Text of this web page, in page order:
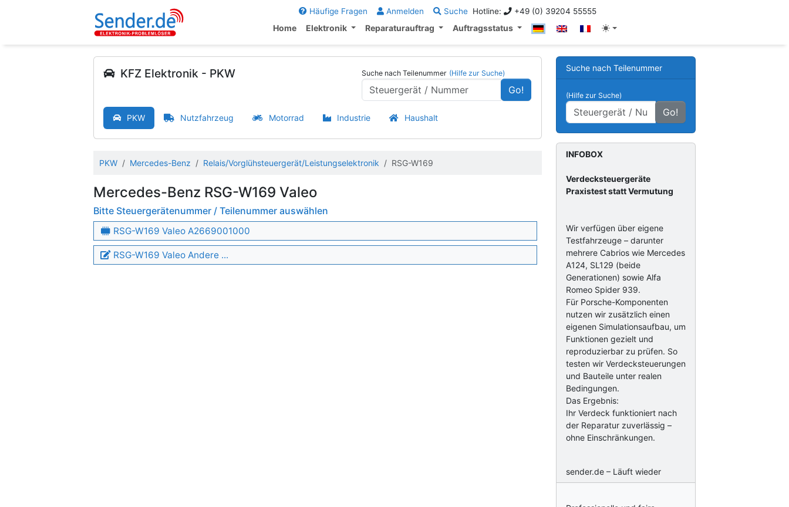
Häufige Fragen Anmelden Suche Hotline: +49 (0) 39204 55555
Home Elektronik Reparaturauftrag Auftragsstatus
KFZ Elektronik - PKW Suche nach Teilenummer (Hilfe zur Suche)
Go!
PKW Nutzfahrzeug Motorrad Industrie Haushalt
PKW Mercedes-Benz Relais/Vorglühsteuergerät/Leistungselektronik RSG-W169
Mercedes-Benz RSG-W169 Valeo
Bitte Steuergerätenummer / Teilenummer auswählen
RSG-W169 Valeo A2669001000
RSG-W169 Valeo Andere ...
Suche nach Teilenummer
(Hilfe zur Suche)
Go!
INFOBOX
Verdecksteuergeräte
Praxistest statt Vermutung
Wir verfügen über eigene
Testfahrzeuge – darunter
mehrere Cabrios wie Mercedes
A124, SL129 (beide
Generationen) sowie Alfa
Romeo Spider 939.
Für Porsche-Komponenten
nutzen wir zusätzlich einen
eigenen Simulationsaufbau, um
Funktionen gezielt und
reproduzierbar zu prüfen. So
testen wir Verdecksteuerungen
und Bauteile unter realen
Bedingungen.
Das Ergebnis:
Ihr Verdeck funktioniert nach
der Reparatur zuverlässig –
ohne Einschränkungen.
sender.de – Läuft wieder